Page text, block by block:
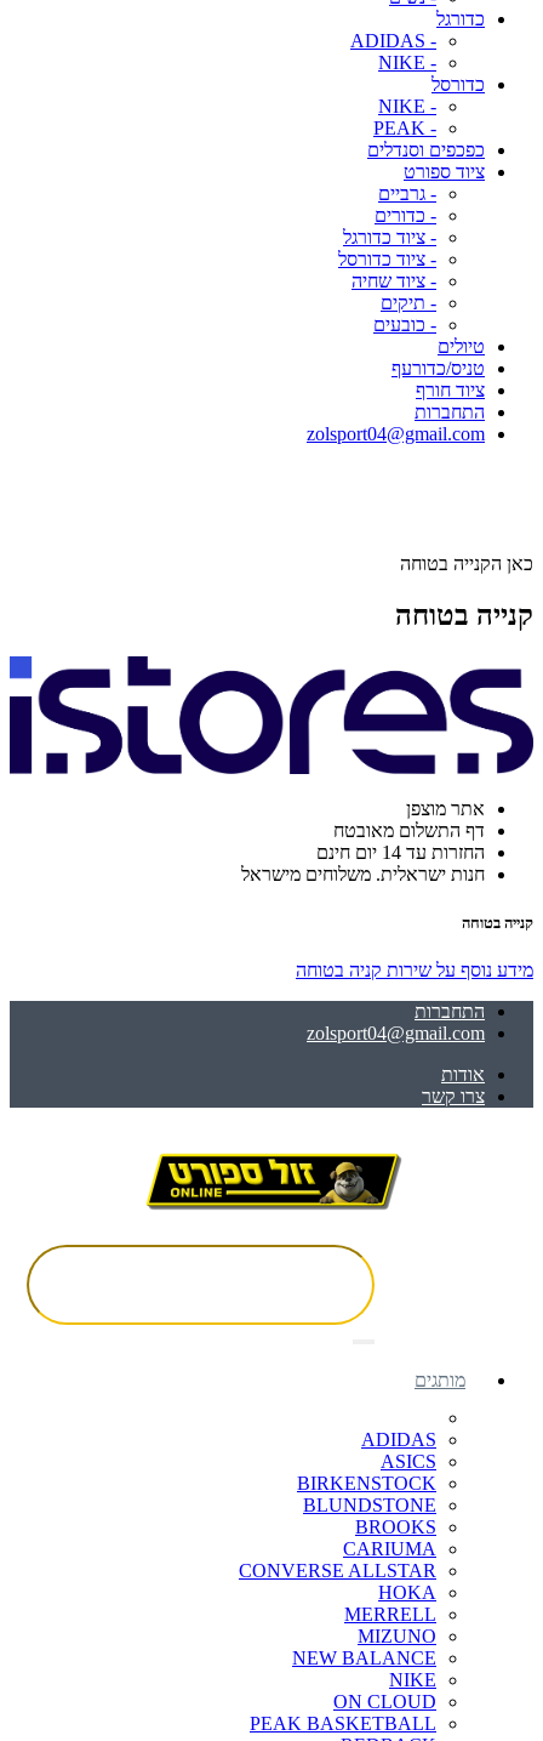
כדורגל
- ADIDAS
- NIKE
כדורסל
- NIKE
- PEAK
כפכפים וסנדלים
ציוד ספורט
- גרביים
- כדורים
- ציוד כדורגל
- ציוד כדורסל
- ציוד שחיה
- תיקים
- כובעים
טיולים
טניס/כדורעף
ציוד חורף
התחברות
zolsport04@gmail.com
כאן הקנייה בטוחה
קנייה בטוחה
אתר מוצפן
דף התשלום מאובטח
החזרות עד 14 יום חינם
חנות ישראלית. משלוחים מישראל
קנייה בטוחה
מידע נוסף על שירות קניה בטוחה
התחברות
zolsport04@gmail.com
אודות
צרו קשר
מותגים
ADIDAS
ASICS
BIRKENSTOCK
BLUNDSTONE
BROOKS
CARIUMA
CONVERSE ALLSTAR
HOKA
MERRELL
MIZUNO
NEW BALANCE
NIKE
ON CLOUD
PEAK BASKETBALL